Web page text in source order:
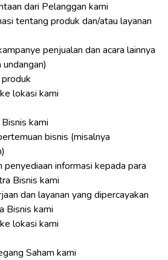
dari Pelanggan kami
tentang produk dan/atau layanan
penjualan dan acara lainnya
lokasi kami
kami
bisnis (misalnya
informasi kepada para
Bisnis kami
dan layanan yang dipercayakan
Bisnis kami
lokasi kami
Saham kami